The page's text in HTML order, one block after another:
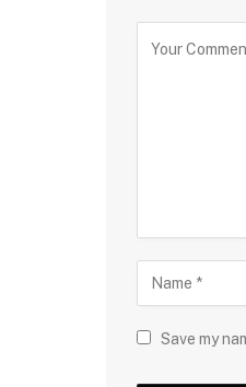
Save my